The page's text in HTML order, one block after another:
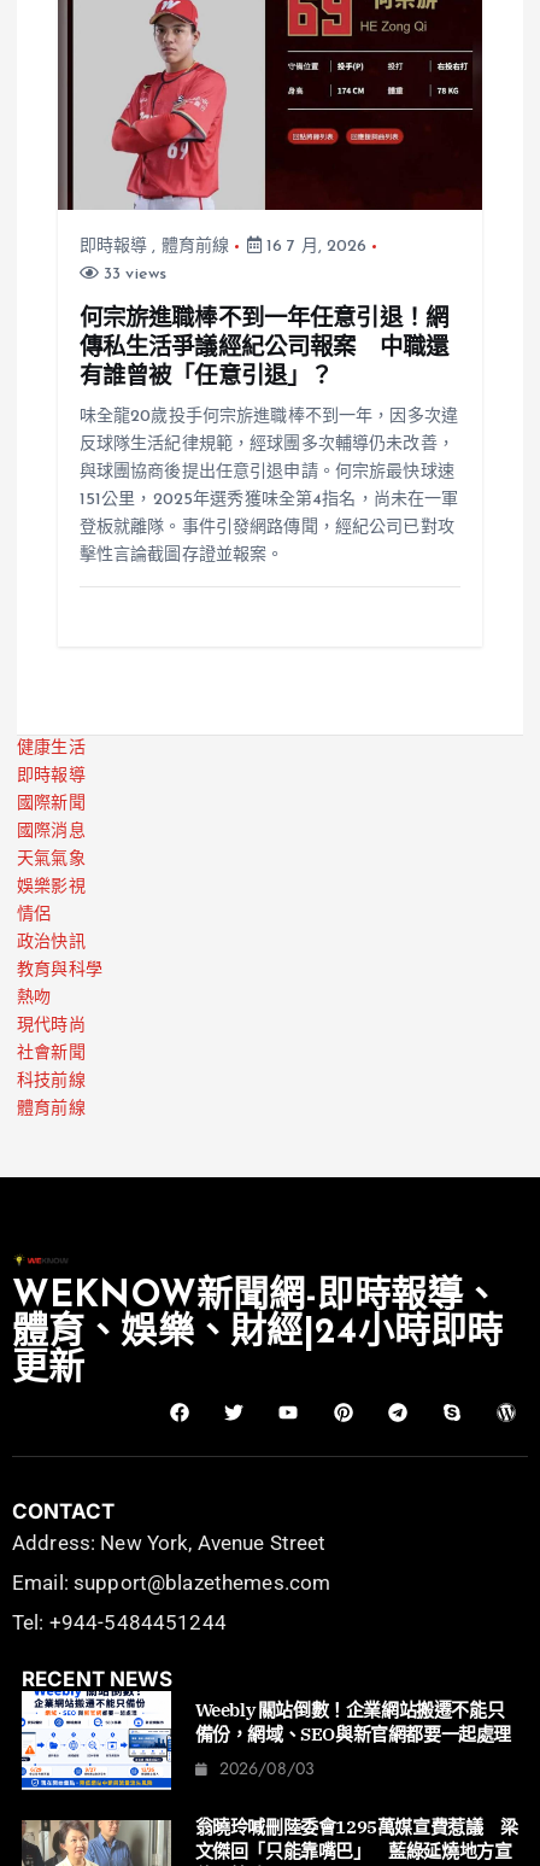
即時報導 , 體育前線
16 7 月, 2026
33 views
何宗旂進職棒不到一年任意引退！網
傳私生活爭議經紀公司報案 中職還
有誰曾被「任意引退」？
味全龍20歲投手何宗旂進職棒不到一年，因多次違
反球隊生活紀律規範，經球團多次輔導仍未改善，
與球團協商後提出任意引退申請。何宗旂最快球速
151公里，2025年選秀獲味全第4指名，尚未在一軍
登板就離隊。事件引發網路傳聞，經紀公司已對攻
擊性言論截圖存證並報案。
健康生活
即時報導
國際新聞
國際消息
天氣氣象
娛樂影視
情侶
政治快訊
教育與科學
熱吻
現代時尚
社會新聞
科技前線
體育前線
WEKNOW新聞網-即時報導、
體育、娛樂、財經|24小時即時
更新
CONTACT
Address: New York, Avenue Street
Email: support@blazethemes.com
Tel: +944-5484451244
RECENT NEWS
Weebly 關站倒數！企業網站搬遷不能只
備份，網域、SEO與新官網都要一起處理
2026/08/03
翁曉玲喊刪陸委會1295萬媒宣費惹議 梁
文傑回「只能靠嘴巴」 藍綠延燒地方宣